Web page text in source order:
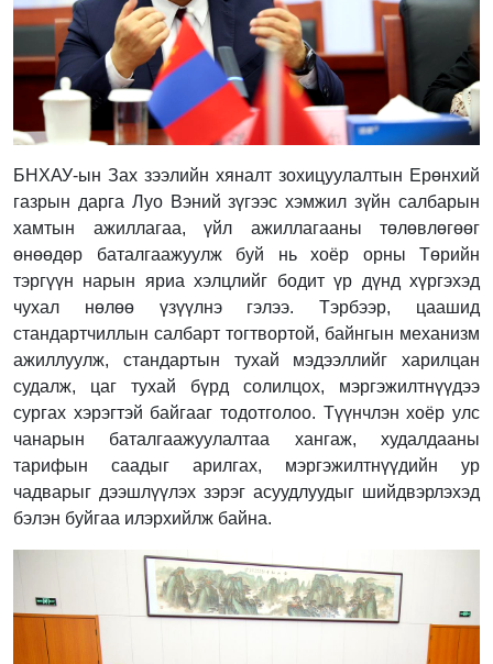
БНХАУ-ын Зах зээлийн хяналт зохицуулалтын Ерөнхий
газрын дарга Луо Вэний зүгээс хэмжил зүйн салбарын
хамтын ажиллагаа, үйл ажиллагааны төлөвлөгөөг
өнөөдөр баталгаажуулж буй нь хоёр орны Төрийн
тэргүүн нарын яриа хэлцлийг бодит үр дүнд хүргэхэд
чухал нөлөө үзүүлнэ гэлээ. Тэрбээр, цаашид
стандартчиллын салбарт тогтвортой, байнгын механизм
ажиллуулж, стандартын тухай мэдээллийг харилцан
судалж, цаг тухай бүрд солилцох, мэргэжилтнүүдээ
сургах хэрэгтэй байгааг тодотголоо. Түүнчлэн хоёр улс
чанарын баталгаажуулалтаа хангаж, худалдааны
тарифын саадыг арилгах, мэргэжилтнүүдийн ур
чадварыг дээшлүүлэх зэрэг асуудлуудыг шийдвэрлэхэд
бэлэн буйгаа илэрхийлж байна.